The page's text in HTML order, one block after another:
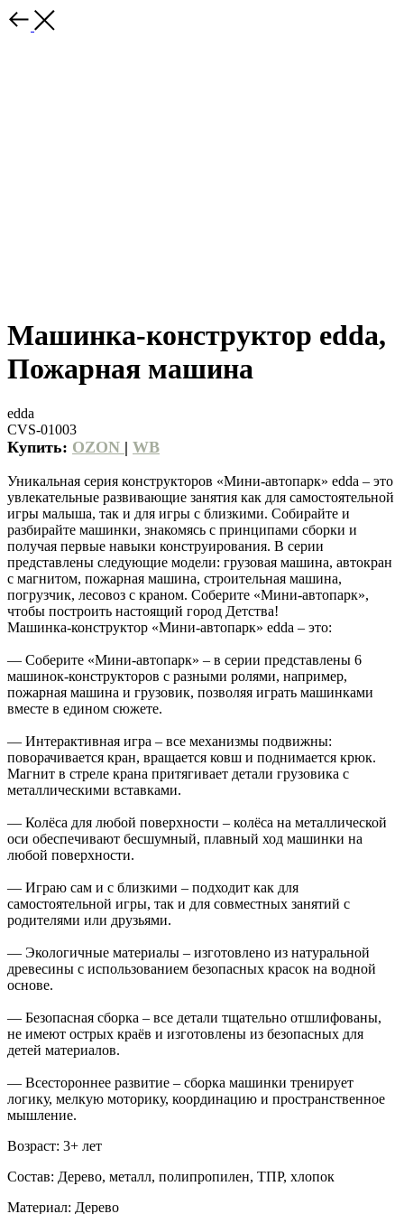
Машинка-конструктор edda,
Пожарная машина
edda
CVS-01003
Купить: OZON | WB
Уникальная серия конструкторов «Мини-автопарк» edda – это
увлекательные развивающие занятия как для самостоятельной
игры малыша, так и для игры с близкими. Собирайте и
разбирайте машинки, знакомясь с принципами сборки и
получая первые навыки конструирования. В серии
представлены следующие модели: грузовая машина, автокран
с магнитом, пожарная машина, строительная машина,
погрузчик, лесовоз с краном. Соберите «Мини-автопарк»,
чтобы построить настоящий город Детства!
Машинка-конструктор «Мини-автопарк» edda – это:
— Соберите «Мини-автопарк» – в серии представлены 6
машинок-конструкторов с разными ролями, например,
пожарная машина и грузовик, позволяя играть машинками
вместе в едином сюжете.
— Интерактивная игра – все механизмы подвижны:
поворачивается кран, вращается ковш и поднимается крюк.
Магнит в стреле крана притягивает детали грузовика с
металлическими вставками.
— Колёса для любой поверхности – колёса на металлической
оси обеспечивают бесшумный, плавный ход машинки на
любой поверхности.
— Играю сам и с близкими – подходит как для
самостоятельной игры, так и для совместных занятий с
родителями или друзьями.
— Экологичные материалы – изготовлено из натуральной
древесины с использованием безопасных красок на водной
основе.
— Безопасная сборка – все детали тщательно отшлифованы,
не имеют острых краёв и изготовлены из безопасных для
детей материалов.
— Всестороннее развитие – сборка машинки тренирует
логику, мелкую моторику, координацию и пространственное
мышление.
Возраст: 3+ лет
Состав: Дерево, металл, полипропилен, ТПР, хлопок
Материал: Дерево